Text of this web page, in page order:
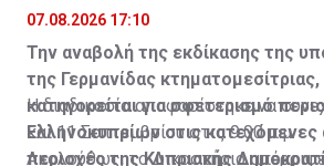
περιουσιών
07.08.2026 17:10
Την αναβολή της εκδίκασης της
της Γερμανίδας
κατηγορείται για σφετερισμό
Ελληνοκυπρίων στις κατεχόμενες
περιοχές της Κυπριακής
Η διαδικασία αποφασίστηκε να
και 11 Σεπτεμβρίου στις 9:00 π.μ.
Ακολούθως, το Δικαστήριο